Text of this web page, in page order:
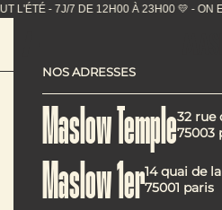
NOS ADRESSES
Maslow Temple32 rue
75003
Maslow 1er14 quai de
75001 paris
Veggie